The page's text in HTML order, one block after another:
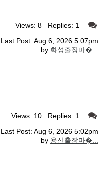
Views: 8 Replies: 1
Last Post: Aug 6, 2026 5:07pm
by 화성출장마�...
Views: 10 Replies: 1
Last Post: Aug 6, 2026 5:02pm
by 용산출장마�...